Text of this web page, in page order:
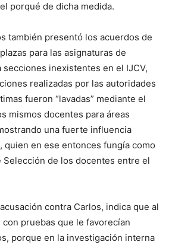
porqué de dicha medida.
también presentó los acuerdos de
para las asignaturas de
secciones inexistentes en el IJCV,
realizadas por las autoridades
fueron “lavadas” mediante el
mismos docentes para áreas
una fuerte influencia
quien en ese entonces fungía como
Selección de los docentes entre el
contra Carlos, indica que al
pruebas que le favorecían
porque en la investigación interna